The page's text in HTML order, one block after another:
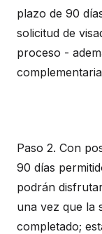
plazo de 90
solicitud de
proceso -
Paso 2. Con
90 días
podrán
una vez que la
completado;